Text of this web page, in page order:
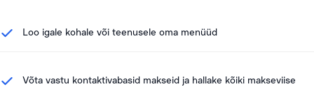
Loo igale kohale või teenusele oma menüüd
Võta vastu kontaktivabasid makseid ja hallake kõiki makseviise